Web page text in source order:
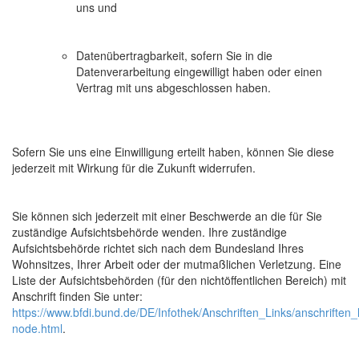
uns und
Datenübertragbarkeit, sofern Sie in die
Datenverarbeitung eingewilligt haben oder einen
Vertrag mit uns abgeschlossen haben.
Sofern Sie uns eine Einwilligung erteilt haben, können Sie diese
jederzeit mit Wirkung für die Zukunft widerrufen.
Sie können sich jederzeit mit einer Beschwerde an die für Sie
zuständige Aufsichtsbehörde wenden. Ihre zuständige
Aufsichtsbehörde richtet sich nach dem Bundesland Ihres
Wohnsitzes, Ihrer Arbeit oder der mutmaßlichen Verletzung. Eine
Liste der Aufsichtsbehörden (für den nichtöffentlichen Bereich) mit
Anschrift finden Sie unter:
https://www.bfdi.bund.de/DE/Infothek/Anschriften_Links/
node.html.